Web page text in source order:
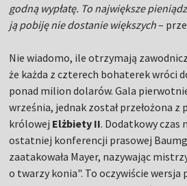
godną wypłatę. To największe
ją pobiję nie dostanie większych–
Nie wiadomo, ile otrzymają
że każda z czterech bohaterek wróci
ponad milion dolarów. Gala
września, jednak został przełożona z
królowej Elżbiety II. Dodatkowy czas
ostatniej konferencji prasowej
zaatakowała Mayer, nazywając
o twarzy konia". To oczywiście wersja